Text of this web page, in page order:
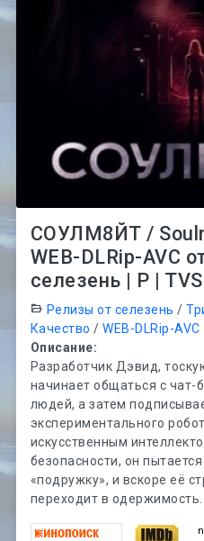
СОУЛМ8ЙТ /
WEB-DLRip-AVC
селезень | P |
Релизы от селезень /
Качество /WEB-DLRip-AVC
Описание:
Разработчик Дэвид,
начинает общаться с чат-
людей, а затем
экспериментального
искусственным
безопасности, он
«подружку», и вскоре её
переходит в одержимость.